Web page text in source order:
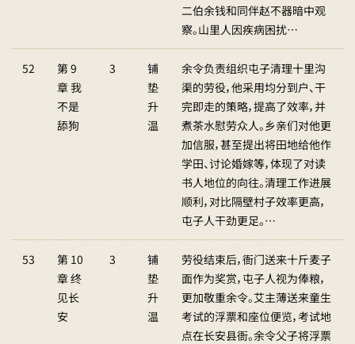
二伯余钱和同伴赵不器暗中观
察。山里人因疾病困扰…
52
第 9
章 我
不是
舔狗
3
铺
垫
升
温
余令负责组织屯子清理十里沟
渠的劳役，他采用均分到户、干
完即走的策略，提高了效率，并
煮茶水慰劳众人。乡亲们对他更
加信服，甚至提出将田地给他作
学田、讨论婚嫁等，体现了对读
书人地位的向往。清理工作进展
顺利，对比隔壁村子效率更高，
屯子人干劲更足。…
53
第 10
章 终
见长
安
3
铺
垫
升
温
劳役结束后，衙门送来十斤麦子
面作为奖赏，屯子人视为俸粮，
更加敬重余令。艾主薄送来童生
考试的浮票和座位便览，考试地
点在长安县衙。余令父子将浮票